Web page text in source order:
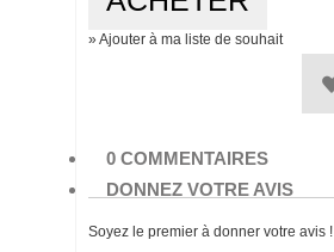
» Ajouter à ma liste de souhait
0 COMMENTAIRES
DONNEZ VOTRE AVIS
Soyez le premier à donner votre avis !